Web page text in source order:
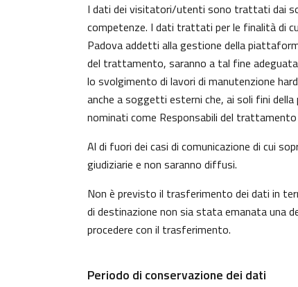
I dati dei visitatori/utenti sono trattati dai
competenze. I dati trattati per le finalità di
Padova addetti alla gestione della
del trattamento, saranno a tal fine
lo svolgimento di lavori di manutenzione
anche a soggetti esterni che, ai soli fini
nominati come Responsabili del trattamento
Al di fuori dei casi di comunicazione di cui
giudiziarie e non saranno diffusi.
Non è previsto il trasferimento dei dati in
di destinazione non sia stata emanata una
procedere con il trasferimento.
Periodo di conservazione dei dati